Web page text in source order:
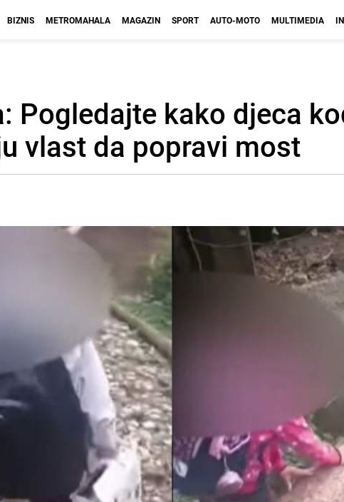
BIZNIS METROMAHALA MAGAZIN SPORT AUTO-MOTO MULTIMEDIA
Pogledajte kako djeca
vlast da popravi most